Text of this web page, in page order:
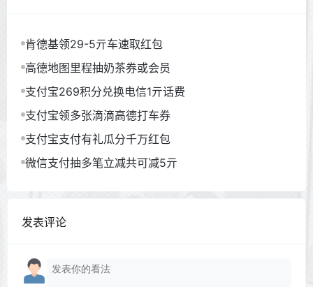
肯德基领29-5亓车速取红包
高德地图里程抽奶茶券或会员
支付宝269积分兑换电信1亓话费
支付宝领多张滴滴高德打车券
支付宝支付有礼瓜分千万红包
微信支付抽多笔立减共可减5亓
发表评论